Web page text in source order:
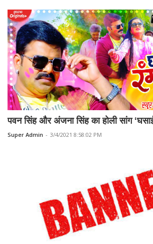
पवन सिंह और अंजना सिंह का होली सांग
Super Admin - 3/4/2021 8:58:02 PM